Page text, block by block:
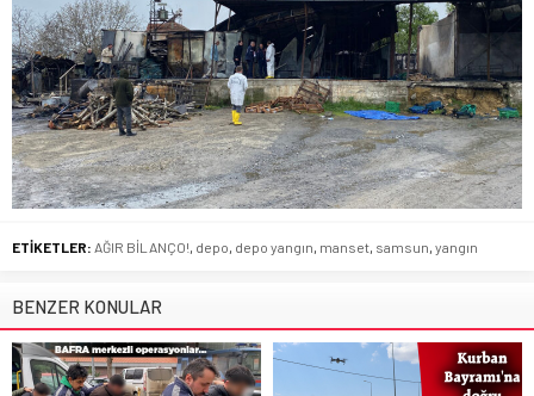
ETİKETLER: AĞIR BİLANÇO!, depo, depo yangın, manset, samsun, yangın
BENZER KONULAR